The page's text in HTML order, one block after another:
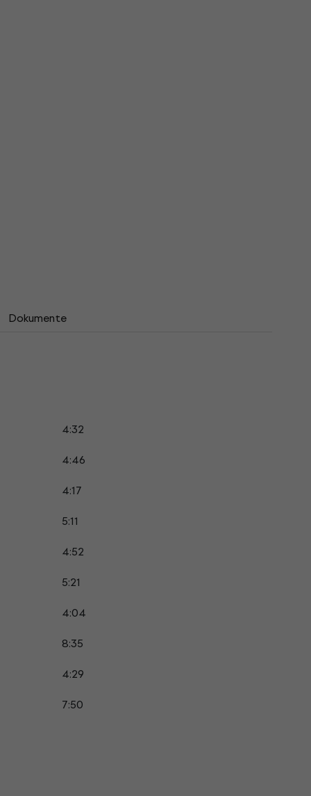
Dokumente
4:32
4:46
4:17
5:11
4:52
5:21
4:04
8:35
4:29
7:50